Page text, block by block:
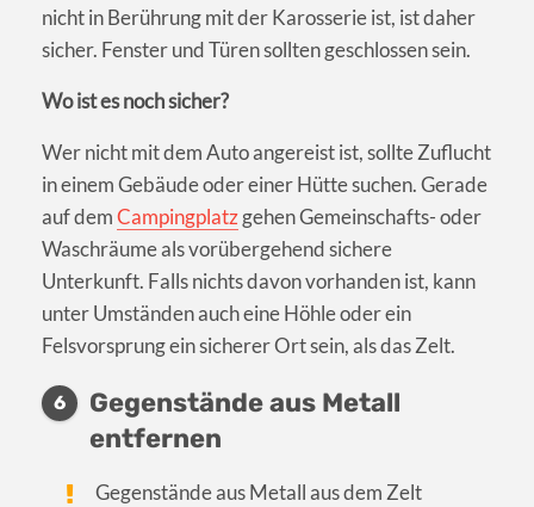
nicht in Berührung mit der Karosserie ist, ist daher
sicher. Fenster und Türen sollten geschlossen sein.
Wo ist es noch sicher?
Wer nicht mit dem Auto angereist ist, sollte Zuflucht
in einem Gebäude oder einer Hütte suchen. Gerade
auf demCampingplatzgehen Gemeinschafts- oder
Waschräume als vorübergehend sichere
Unterkunft. Falls nichts davon vorhanden ist, kann
unter Umständen auch eine Höhle oder ein
Felsvorsprung ein sicherer Ort sein, als das Zelt.
6
Gegenstände aus Metall
entfernen
Gegenstände aus Metall aus dem Zelt